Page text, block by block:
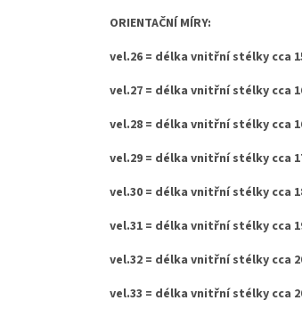
ORIENTAČNÍ MÍRY:
vel.26 = délka vnitřní stélky cca
vel.27 = délka vnitřní stélky cca
vel.28 = délka vnitřní stélky cca
vel.29 = délka vnitřní stélky cca
vel.30 = délka vnitřní stélky cca
vel.31 = délka vnitřní stélky cca
vel.32 = délka vnitřní stélky cca
vel.33 = délka vnitřní stélky cca